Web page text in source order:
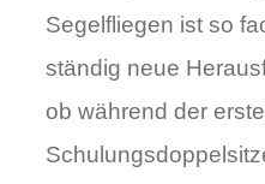
Segelfliegen ist so
ständig neue
ob während der